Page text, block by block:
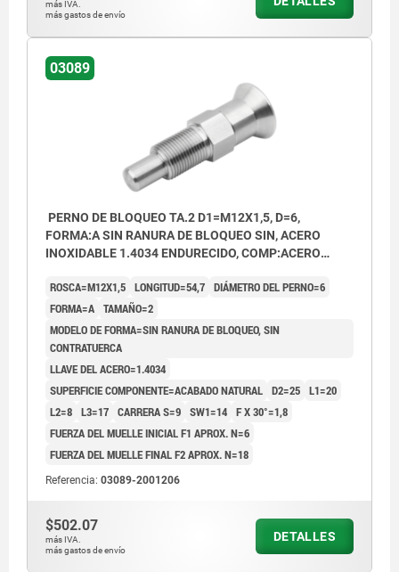
más IVA.
más gastos de envío
03089
PERNO DE BLOQUEO TA.2 D1=M12X1,5, D=6,
FORMA:A SIN RANURA DE BLOQUEO SIN, ACERO
INOXIDABLE 1.4034 ENDURECIDO, COMP:ACERO
ROSCA=M12X1,5 LONGITUD=54,7 DIÁMETRO DEL PERNO=6
FORMA=A TAMAÑO=2
MODELO DE FORMA=SIN RANURA DE BLOQUEO, SIN
CONTRATUERCA
LLAVE DEL ACERO=1.4034
SUPERFICIE COMPONENTE=ACABADO NATURAL D2=25 L1=20
L2=8 L3=17 CARRERA S=9 SW1=14 F X 30°=1,8
FUERZA DEL MUELLE INICIAL F1 APROX. N=6
FUERZA DEL MUELLE FINAL F2 APROX. N=18
Referencia: 03089-2001206
$502.07
más IVA.
más gastos de envío
DETALLES